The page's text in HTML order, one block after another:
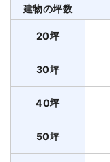
建物の坪数
20坪
30坪
40坪
50坪